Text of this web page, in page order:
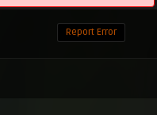
Report Error